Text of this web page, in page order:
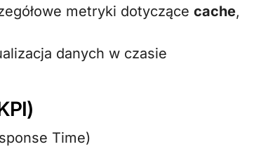
metryki dotyczące cache,
danych w czasie
Time)